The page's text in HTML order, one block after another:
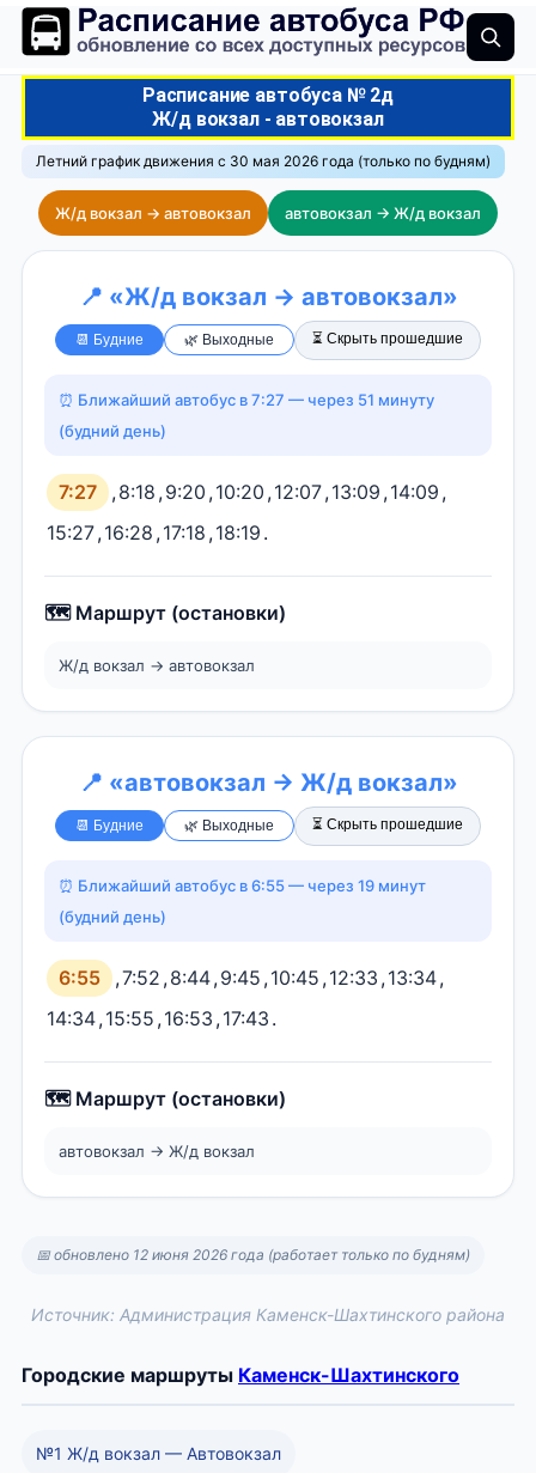
Расписание автобуса № 2д
Ж/д вокзал - автовокзал
Летний график движения с 30 мая 2026 года (только по будням)
Ж/д вокзал → автовокзал автовокзал → Ж/д вокзал
📍 «Ж/д вокзал → автовокзал»
📆 Будние 🌿 Выходные ⏳ Скрыть прошедшие
⏰ Ближайший автобус в 7:27 — через 51 минуту
(будний день)
7:27 ,8:18 ,9:20 ,10:20 ,12:07,13:09 ,14:09 ,
15:27,16:28 ,17:18 ,18:19 .
🗺️ Маршрут (остановки)
Ж/д вокзал → автовокзал
📍 «автовокзал → Ж/д вокзал»
📆 Будние 🌿 Выходные ⏳ Скрыть прошедшие
⏰ Ближайший автобус в 6:55 — через 19 минут
(будний день)
6:55 ,7:52 ,8:44,9:45 ,10:45 ,12:33 ,13:34,
14:34,15:55 ,16:53 ,17:43 .
🗺️ Маршрут (остановки)
автовокзал → Ж/д вокзал
📅 обновлено 12 июня 2026 года (работает только по будням)
Источник: Администрация Каменск-Шахтинского района
Городские маршруты Каменск-Шахтинского
№1 Ж/д вокзал — Автовокзал